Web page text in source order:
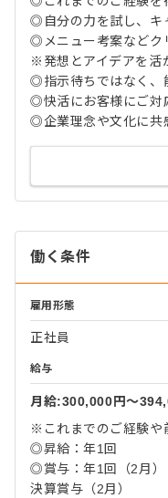
◎自分の力を試し、キ
◎メニュー考案などク
※発想とアイデアを活
◎指示待ちではなく、
◎快活にお客様にご対
◎企業理念や文化に共
働く条件
雇用形態
正社員
給与
月給:300,000円〜
※これまでのご経験や
◎昇給：年1回
◎賞与：年1回（2月
決算賞与（2月）